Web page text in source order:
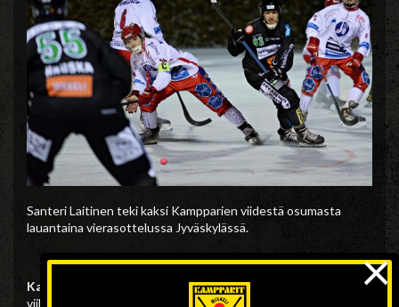
Santeri Laitinen teki kaksi Kampparien viidestä osumasta
lauantaina vierasottelussa Jyväskylässä.
Kampparit jatkaa
Bandyliigaa sunnuntaina. Vastassa on
viikonvaihteen toisessa vierasottelussa Porvoossa Akilles.
×